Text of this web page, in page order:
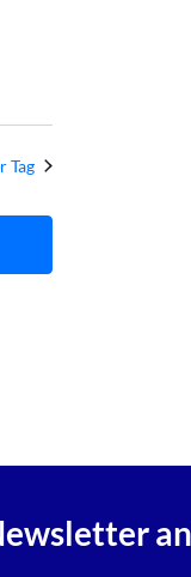
Tag